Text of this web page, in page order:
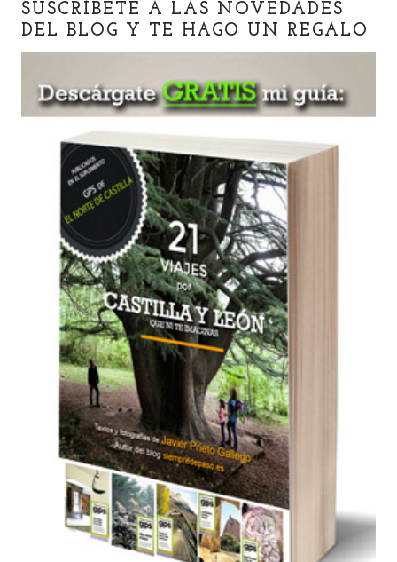
SUSCRÍBETE A LAS NOVEDADES
DEL BLOG Y TE HAGO UN REGALO